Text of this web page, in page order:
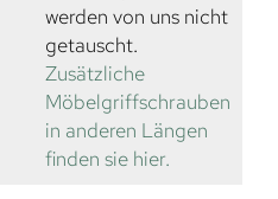
werden von uns nicht
getauscht.
Zusätzliche
Möbelgriffschrauben
in anderen Längen
finden sie hier.